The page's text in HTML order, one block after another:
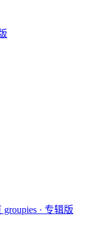
groupies · 专辑版